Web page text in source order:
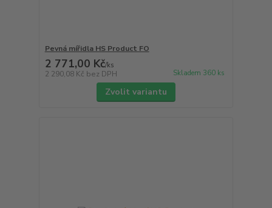
Pevná mířidla HS Product FO
2 771,00 Kč/ks
2 290,08 Kč bez DPH Skladem 360 ks
Zvolit variantu